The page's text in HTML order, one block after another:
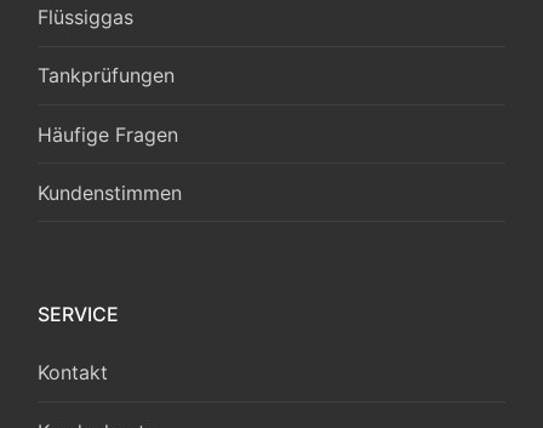
Flüssiggas
Tankprüfungen
Häufige Fragen
Kundenstimmen
SERVICE
Kontakt